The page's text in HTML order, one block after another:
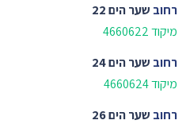
רחוב שער הים 22
מיקוד 4660622
רחוב שער הים 24
מיקוד 4660624
רחוב שער הים 26